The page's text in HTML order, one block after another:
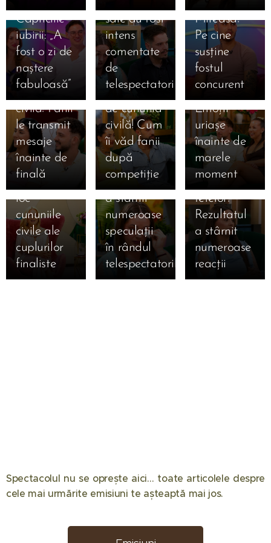
Mireasa.
Capriciile
iubirii: „A
fost o zi de
naștere
fabuloasă”
Declarațiile
sale au fost
intens
comentate
de
telespectatori
finală
Mireasa!
Pe cine
susține
fostul
concurent
15.07.2026
Amalia și
Sebastian,
la doar o zi
de cununia
civilă! Fanii
le transmit
mesaje
înainte de
finală
15.07.2026
Giulia și
Alexandru,
la un pas
de cununia
civilă! Cum
îi văd fanii
după
competiție
15.07.2026
Ema și
Alan, la o
zi de
cununia
civilă!
Emoții
uriașe
înainte de
marele
moment
15.07.2026
Simona
Gherghe
anunță
ediția
specială de
mâine! Au
loc
cununiile
civile ale
cuplurilor
finaliste
15.07.2026
Claudia a
izbucnit în
lacrimi la
Mireasa!
Momentul
a stârnit
numeroase
speculații
în rândul
telespectatorilor
15.07.2026
Claudia,
salvată
după ce a
ocupat
locul 3 în
topul
fetelor!
Rezultatul
a stârnit
numeroase
reacții
Spectacolul nu se oprește aici… toate articolele despre
cele mai urmărite emisiuni te așteaptă mai jos. 📺✨
12.05.2026
Eliminare
08.05.2026
Semifinala
talent 2026
08.04.2026
Chefi la
2026: